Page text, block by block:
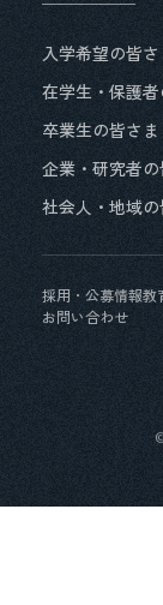
入学希望の皆さ
在学生・保護者
卒業生の皆さま
企業・研究者の
社会人・地域の
採用・公募情報教
お問い合わせ